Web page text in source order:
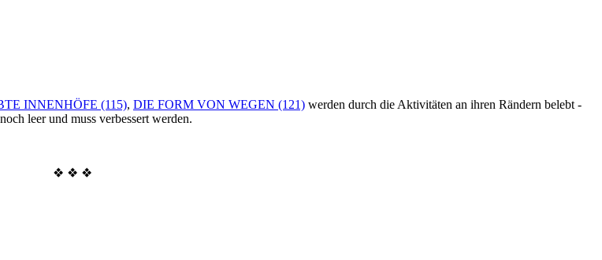
INNENHÖFE (115), DIE FORM VON WEGEN (121) werden durch die Aktivitäten an ihren Rändern belebt -
leer und muss verbessert werden.
❖ ❖ ❖